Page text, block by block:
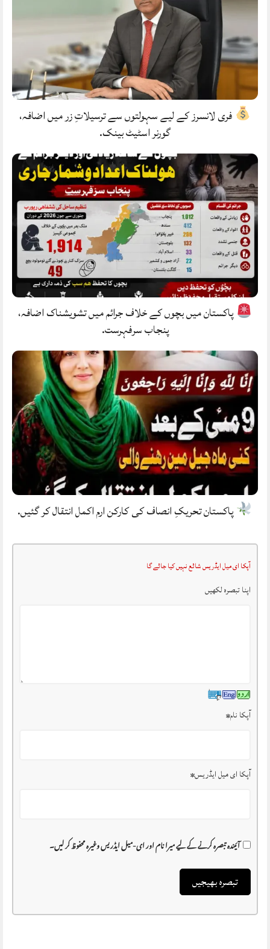
فری لانسرز کے لیے سہولتوں سے ترسیلاتِ زر میں اضافہ،
گورنر اسٹیٹ بینک.
پاکستان میں بچوں کے خلاف جرائم میں تشویشناک اضافہ،
پنجاب سرفہرست.
پاکستان تحریکِ انصاف کی کارکن ارم اکمل انتقال کر گئیں.
آپکا ای میل ایڈریس شائع نہیں کیا جائے گا
اپنا تبصرہ لکھیں
آپکا نام*
آپکا ای میل ایڈریس*
آئیندہ تبصرہ کرنے کے لیے میرا نام اور ای-میل ایڈریس وغیرہ محفوظ کر لیں۔